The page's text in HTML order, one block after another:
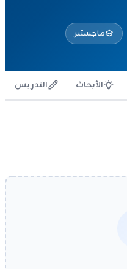
ماجستير
الأبحاث التدريس